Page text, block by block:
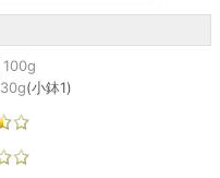
100g
30g(小鉢1)